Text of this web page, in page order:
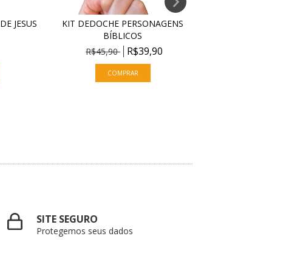
JESUS
KIT DEDOCHE PERSONAGENS
BÍBLICOS
R$45,90
R$39,90
SITE SEGURO
Protegemos seus dados